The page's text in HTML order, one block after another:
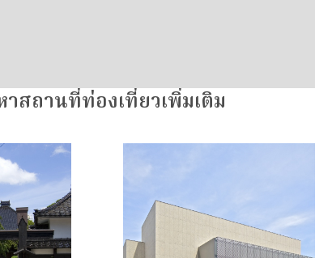
สถานที่ท่องเที่ยวเพิ่มเติม